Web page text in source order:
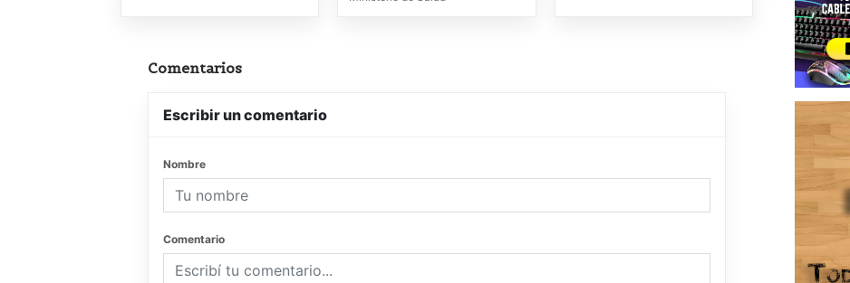
Comentarios
Escribir un comentario
Nombre
Comentario